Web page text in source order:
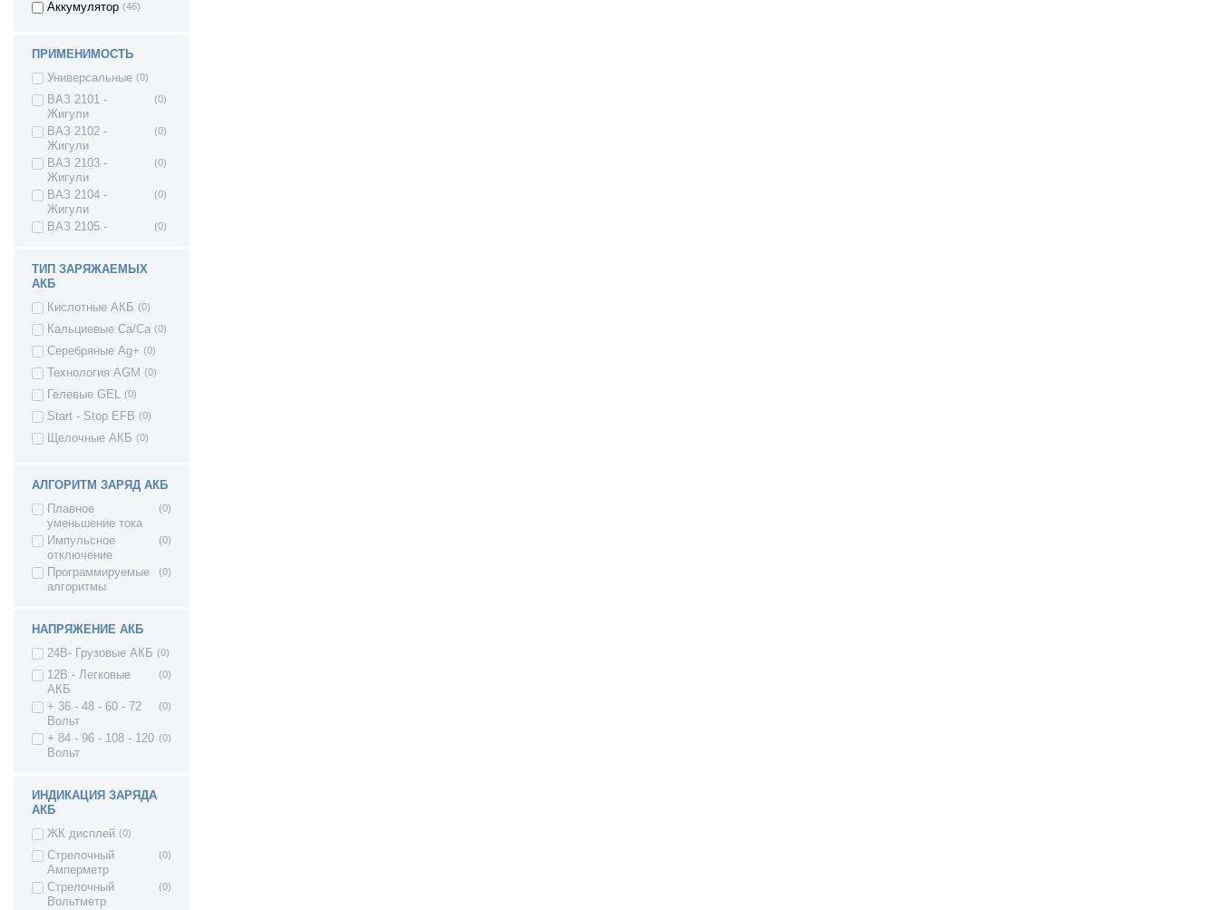
Аккумулятор (46)
ПРИМЕНИМОСТЬ
Универсальные (0)
ВАЗ 2101 -
Жигули
(0)
ВАЗ 2102 -
Жигули
(0)
ВАЗ 2103 -
Жигули
(0)
ВАЗ 2104 -
Жигули
(0)
ВАЗ 2105 -
(0)
Жигули
ВАЗ 2107 -
Жигули
ВАЗ 2121 - Нива
4х4 3дв.
ВАЗ 21213 Нива (0)
ВАЗ 21214 (4x4) (0)
ВАЗ 2131 - Нива
4х4 5дв
ВАЗ 2108 - Лада/
(0)
ВАЗ 2109 - Лада/
Спутник/ Самара1
(0)
ВАЗ 21099 - Лада/
Самара1
(0)
ВАЗ 2113 - Лада
Самара II 3дв.
(0)
ВАЗ 2114 - Лада
хетч
ВАЗ 2115 - Лада
Самара II седан
(0)
ВАЗ 2110 - Лада
110
(0)
ВАЗ 2111 - Лада
111
(0)
ВАЗ 2120 - Лада
Надежда
(0)
ВАЗ 2170 - Приора
седан
ВАЗ 21708 -
Приора премьер
(0)
ВАЗ 2171 - Приора
универсал
(0)
ТИП ЗАРЯЖАЕМЫХ
АКБ
Кислотные АКБ (0)
Кальциевые Ca/Ca (0)
Серебряные Ag+ (0)
Технология AGM (0)
Гелевые GEL (0)
Start - Stop EFB (0)
Щелочные АКБ (0)
АЛГОРИТМ ЗАРЯД АКБ
Плавное
уменьшение тока
(0)
Импульсное
отключение
(0)
Программируемые
алгоритмы
(0)
НАПРЯЖЕНИЕ АКБ
24В- Грузовые АКБ (0)
12В - Легковые
АКБ
(0)
+ 36 - 48 - 60 - 72
Вольт
(0)
+ 84 - 96 - 108 - 120
Вольт
(0)
ИНДИКАЦИЯ ЗАРЯДА
АКБ
ЖК дисплей (0)
Стрелочный
Амперметр
(0)
Стрелочный
Вольтметр
(0)